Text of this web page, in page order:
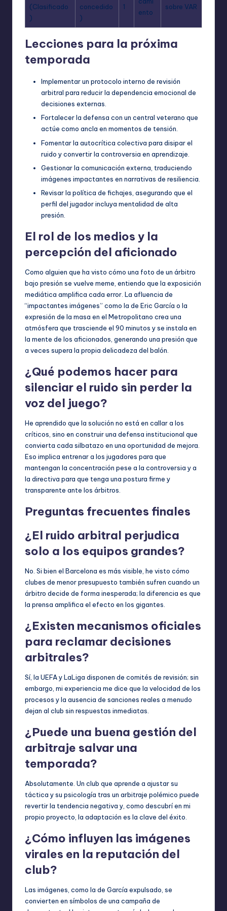
(Clasificado
)
concedido
)
1
ento
sobre VAR
Lecciones para la próxima
temporada
Implementar un protocolo interno de revisión
arbitral para reducir la dependencia emocional de
decisiones externas.
Fortalecer la defensa con un central veterano que
actúe como ancla en momentos de tensión.
Fomentar la autocrítica colectiva para disipar el
ruido y convertir la controversia en aprendizaje.
Gestionar la comunicación externa, traduciendo
imágenes impactantes en narrativas de resiliencia.
Revisar la política de fichajes, asegurando que el
perfil del jugador incluya mentalidad de alta
presión.
El rol de los medios y la
percepción del aficionado
Como alguien que ha visto cómo una foto de un árbitro
bajo presión se vuelve meme, entiendo que la exposición
mediática amplifica cada error. La afluencia de
“impactantes imágenes” como la de Eric García o la
expresión de la masa en el Metropolitano crea una
atmósfera que trasciende el 90 minutos y se instala en
la mente de los aficionados, generando una presión que
a veces supera la propia delicadeza del balón.
¿Qué podemos hacer para
silenciar el ruido sin perder la
voz del juego?
He aprendido que la solución no está en callar a los
críticos, sino en construir una defensa institucional que
convierta cada silbatazo en una oportunidad de mejora.
Eso implica entrenar a los jugadores para que
mantengan la concentración pese a la controversia y a
la directiva para que tenga una postura firme y
transparente ante los árbitros.
Preguntas frecuentes finales
¿El ruido arbitral perjudica
solo a los equipos grandes?
No. Si bien el Barcelona es más visible, he visto cómo
clubes de menor presupuesto también sufren cuando un
árbitro decide de forma inesperada; la diferencia es que
la prensa amplifica el efecto en los gigantes.
¿Existen mecanismos oficiales
para reclamar decisiones
arbitrales?
Sí, la UEFA y LaLiga disponen de comités de revisión; sin
embargo, mi experiencia me dice que la velocidad de los
procesos y la ausencia de sanciones reales a menudo
dejan al club sin respuestas inmediatas.
¿Puede una buena gestión del
arbitraje salvar una
temporada?
Absolutamente. Un club que aprende a ajustar su
táctica y su psicología tras un arbitraje polémico puede
revertir la tendencia negativa y, como descubrí en mi
propio proyecto, la adaptación es la clave del éxito.
¿Cómo influyen las imágenes
virales en la reputación del
club?
Las imágenes, como la de García expulsado, se
convierten en símbolos de una campaña de